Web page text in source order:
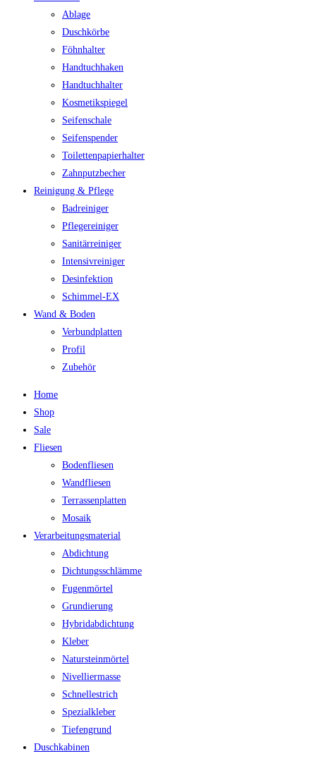
Ablage
Duschkörbe
Föhnhalter
Handtuchhaken
Handtuchhalter
Kosmetikspiegel
Seifenschale
Seifenspender
Toilettenpapierhalter
Zahnputzbecher
Reinigung & Pflege
Badreiniger
Pflegereiniger
Sanitärreiniger
Intensivreiniger
Desinfektion
Schimmel-EX
Wand & Boden
Verbundplatten
Profil
Zubehör
Home
Shop
Sale
Fliesen
Bodenfliesen
Wandfliesen
Terrassenplatten
Mosaik
Verarbeitungsmaterial
Abdichtung
Dichtungsschlämme
Fugenmörtel
Grundierung
Hybridabdichtung
Kleber
Natursteinmörtel
Nivelliermasse
Schnellestrich
Spezialkleber
Tiefengrund
Duschkabinen